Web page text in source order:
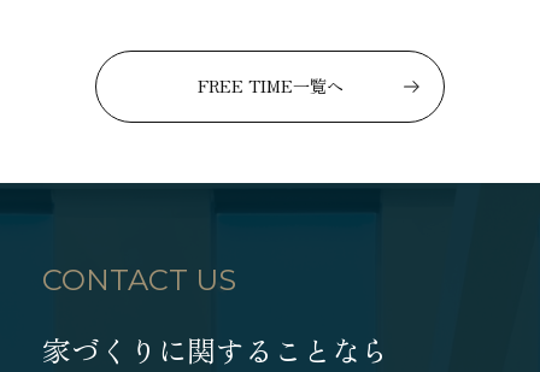
FREE TIME一覧へ
CONTACT US
家づくりに関することなら